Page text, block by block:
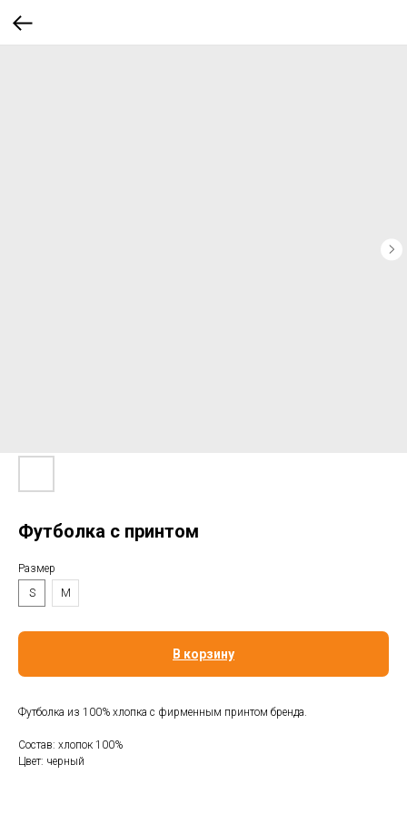
Футболка с принтом
Размер
S
M
В корзину
Футболка из 100% хлопка с фирменным принтом бренда.
Состав: хлопок 100%
Цвет: черный